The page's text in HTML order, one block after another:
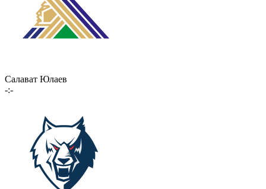
Салават Юлаев
-:-